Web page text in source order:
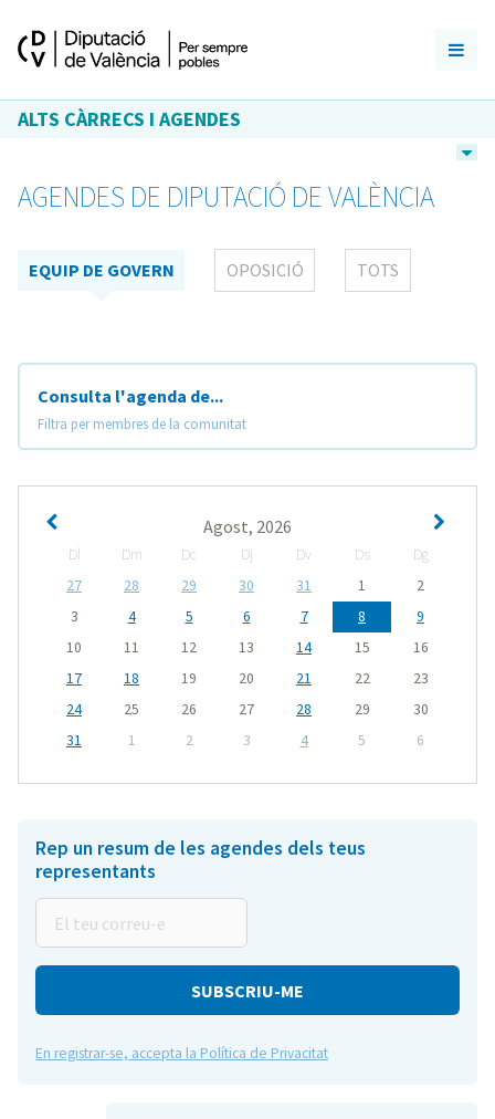
ALTS CÀRRECS I AGENDES
AGENDES DE DIPUTACIÓ DE VALÈNCIA
EQUIP DE GOVERN OPOSICIÓ TOTS
Consulta l'agenda de...
Filtra per membres de la comunitat
Agost, 2026
Dl Dm Dc Dj Dv Ds
Dg
27
28 29 30 31 1
2
3
4 5 6 7 8
9
10
11 12 13 14 15
16
17
18 19 20 21 22
23
24
25 26 27 28 29
30
31
1 2 3 4 5 6
Rep un resum de les agendes dels teus
representants
teu
correu-
En registrar-se, accepta la Política de Privacitat